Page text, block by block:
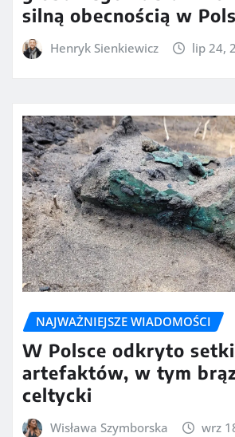
silną obecnością w
Henryk Sienkiewicz lip 24,
NAJWAŻNIEJSZE WIADOMOŚCI
W Polsce odkryto setki
artefaktów, w tym
celtycki
Wisława Szymborska wrz